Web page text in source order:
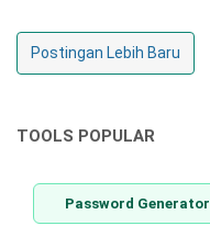
Postingan Lebih Baru
TOOLS POPULAR
Password Generator